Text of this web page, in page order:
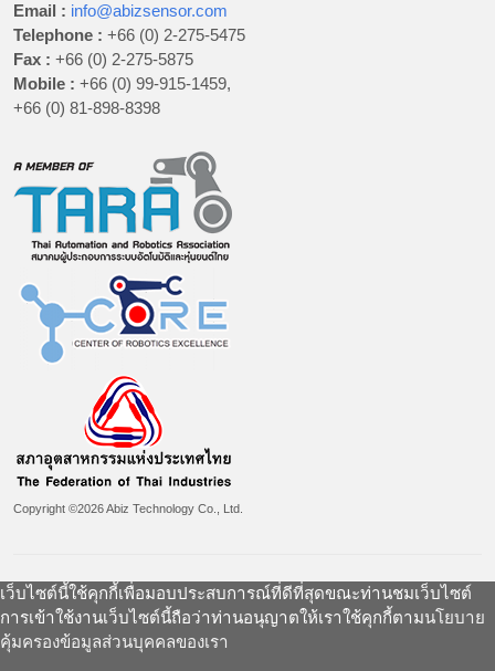
Email : info@abizsensor.com
Telephone : +66 (0) 2-275-5475
Fax : +66 (0) 2-275-5875
Mobile : +66 (0) 99-915-1459,
+66 (0) 81-898-8398
Copyright ©2026 Abiz Technology Co., Ltd.
เว็บไซต์นี้ใช้คุกกี้เพื่อมอบประสบการณ์ที่ดีที่สุดขณะท่านชมเว็บไซต์
การเข้าใช้งานเว็บไซต์นี้ถือว่าท่านอนุญาตให้เราใช้คุกกี้ตามนโยบาย
คุ้มครองข้อมูลส่วนบุคคลของเรา